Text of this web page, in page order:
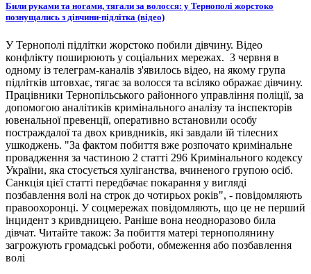
Били руками та ногами, тягали за волосся: у Тернополі жорстоко
познущались з дівчини-підлітка (відео)
У Тернополі підлітки жорстоко побили дівчину. Відео
конфлікту поширюють у соціальних мережах. 3 червня в
одному із телеграм-каналів з'явилось відео, на якому група
підлітків штовхає, тягає за волосся та всіляко ображає дівчину.
Працівники Тернопільського районного управління поліції, за
допомогою аналітиків кримінального аналізу та інспекторів
ювенальної превенції, оперативно встановили особу
постраждалої та двох кривдників, які завдали їй тілесних
ушкоджень. "За фактом побиття вже розпочато кримінальне
провадження за частиною 2 статті 296 Кримінального кодексу
України, яка стосується хуліганства, вчиненого групою осіб.
Санкція цієї статті передбачає покарання у вигляді
позбавлення волі на строк до чотирьох років", - повідомляють
правоохоронці. У соцмережах повідомляють, що це не перший
інцидент з кривдницею. Раніше вона неодноразово била
дівчат. Читайте також: За побиття матері тернополянину
загрожують громадські роботи, обмеження або позбавлення
волі